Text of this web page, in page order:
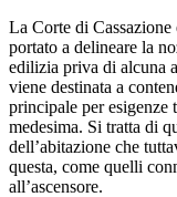
La Corte di Cassazione
portato a delineare la
edilizia priva di alcuna
viene destinata a
principale per
medesima. Si tratta di
dell’abitazione che
questa, come quelli
all’ascensore.